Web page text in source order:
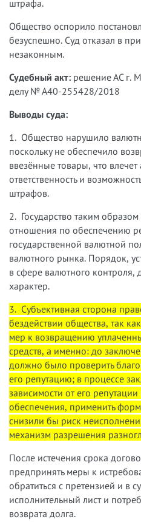
штрафа.
Общество оспорило
безуспешно. Суд отказал в
незаконным.
Судебный акт: решение АС г.
делу № А40-255428/2018
Выводы суда:
1. Общество нарушило
поскольку не обеспечило
ввезённые товары, что
ответственность и
штрафов.
2. Государство таким
отношения по обеспечению
государственной валютной
валютного рынка. Порядок,
в сфере валютного контроля,
характер.
3. Субъективная сторона
бездействии общества, так
мер к возвращению
средств, а именно: до
должно было проверить
его репутацию; в процессе
зависимости от его
обеспечения, применить
снизили бы риск
механизм разрешения
После истечения срока
предпринять меры к
обратиться с претензией и в
исполнительный лист и
возврата долга.